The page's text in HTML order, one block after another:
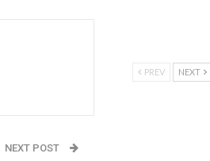
NEXT POST
PREV NEXT